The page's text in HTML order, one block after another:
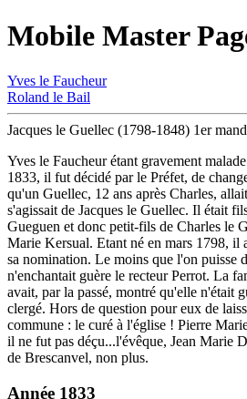
Mobile Master
Yves le Faucheur
Roland le Bail
Jacques le Guellec (1798-1848) 1er
Yves le Faucheurétant gravement
1833, il fut décidé par le Préfet, de
qu'un Guellec, 12 ans après Charles,
s'agissait de Jacques le Guellec. Il était
Gueguen et donc petit-fils de Charles le
Marie Kersual. Etant né en mars 1798, il
sa nomination. Le moins que l'on puisse
n'enchantait guère le recteur Perrot. La
avait, par la passé, montré qu'elle n'était
clergé. Hors de question pour eux de
commune : le curé à l'église ! Pierre
il ne fut pas déçu...l'évêque, Jean Marie
de Brescanvel, non plus.
Année 1833